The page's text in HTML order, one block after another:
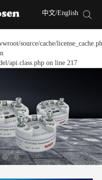
source/cache/
api.class.php on line 217
中文/English